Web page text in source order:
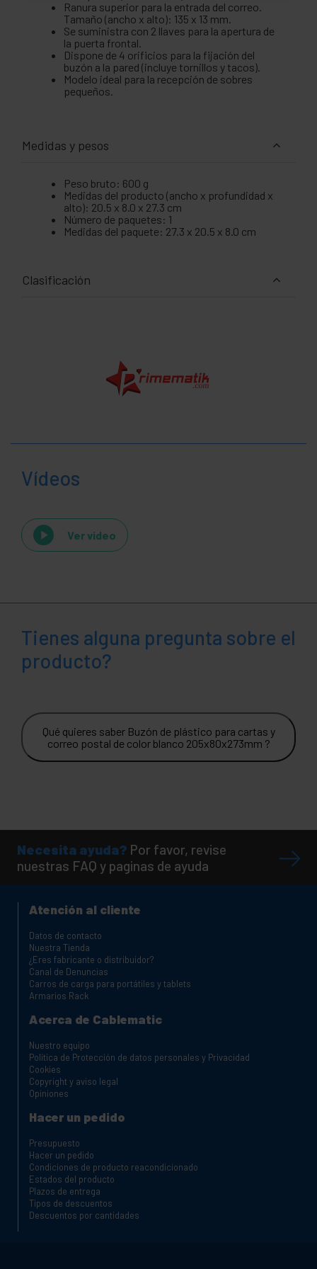
Ranura superior para la entrada del correo.
Tamaño (ancho x alto): 135 x 13 mm.
Se suministra con 2 llaves para la apertura de
la puerta frontal.
Dispone de 4 orificios para la fijación del
buzón a la pared (incluye tornillos y tacos).
Modelo ideal para la recepción de sobres
pequeños.
Medidas y pesos
Peso bruto: 600 g
Medidas del producto (ancho x profundidad x
alto): 20.5 x 8.0 x 27.3 cm
Número de paquetes: 1
Medidas del paquete: 27.3 x 20.5 x 8.0 cm
Clasificación
Vídeos
Ver video
Tienes alguna pregunta sobre el
producto?
Qué quieres saber Buzón de plástico para cartas y
correo postal de color blanco 205x80x273mm ?
Necesita ayuda? Por favor, revise
nuestras FAQ y paginas de ayuda
Atención al cliente
Datos de contacto
Nuestra Tienda
¿Eres fabricante o distribuidor?
Canal de Denuncias
Carros de carga para portátiles y tablets
Armarios Rack
Acerca de Cablematic
Nuestro equipo
Política de Protección de datos personales y Privacidad
Cookies
Copyright y aviso legal
Opiniones
Hacer un pedido
Presupuesto
Hacer un pedido
Condiciones de producto reacondicionado
Estados del producto
Plazos de entrega
Tipos de descuentos
Descuentos por cantidades